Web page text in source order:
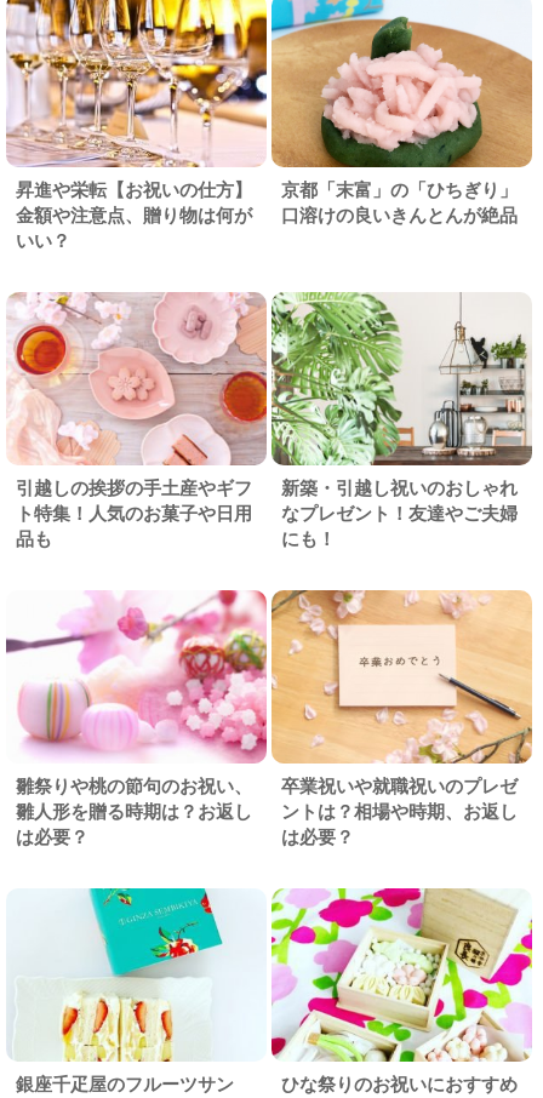
昇進や栄転【お祝いの仕方】
金額や注意点、贈り物は何が
いい？
京都「末富」の「ひちぎり」
口溶けの良いきんとんが絶品
引越しの挨拶の手土産やギフ
ト特集！人気のお菓子や日用
品も
新築・引越し祝いのおしゃれ
なプレゼント！友達やご夫婦
にも！
雛祭りや桃の節句のお祝い、
雛人形を贈る時期は？お返し
は必要？
卒業祝いや就職祝いのプレゼ
ントは？相場や時期、お返し
は必要？
銀座千疋屋のフルーツサン
ひな祭りのお祝いにおすすめ